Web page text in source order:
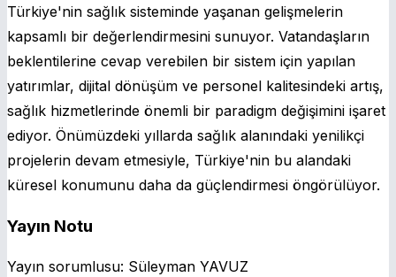
Türkiye'nin sağlık sisteminde yaşanan gelişmelerin
kapsamlı bir değerlendirmesini sunuyor. Vatandaşların
beklentilerine cevap verebilen bir sistem için yapılan
yatırımlar, dijital dönüşüm ve personel kalitesindeki artış,
sağlık hizmetlerinde önemli bir paradigm değişimini işaret
ediyor. Önümüzdeki yıllarda sağlık alanındaki yenilikçi
projelerin devam etmesiyle, Türkiye'nin bu alandaki
küresel konumunu daha da güçlendirmesi öngörülüyor.
Yayın Notu
Yayın sorumlusu: Süleyman YAVUZ